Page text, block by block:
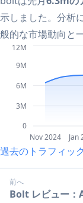
示しました。分析
般的な市場動向と
Nov 2024 Jan
0
3M
6M
9M
12M
過去のトラフィッ
前へ
Bolt レビュー：